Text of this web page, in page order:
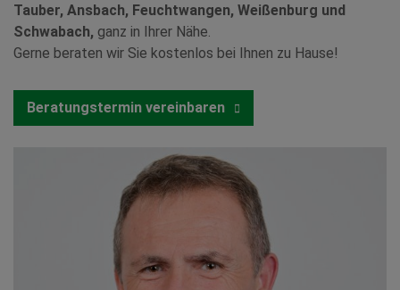
Tauber, Ansbach, Feuchtwangen, Weißenburg und
Schwabach, ganz in Ihrer Nähe.
Gerne beraten wir Sie kostenlos bei Ihnen zu Hause!
Beratungstermin vereinbaren